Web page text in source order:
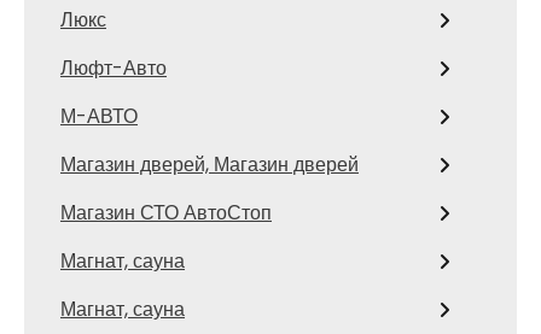
Люкс
Люфт-Авто
М-АВТО
Магазин дверей, Магазин дверей
Магазин СТО АвтоСтоп
Магнат, сауна
Магнат, сауна